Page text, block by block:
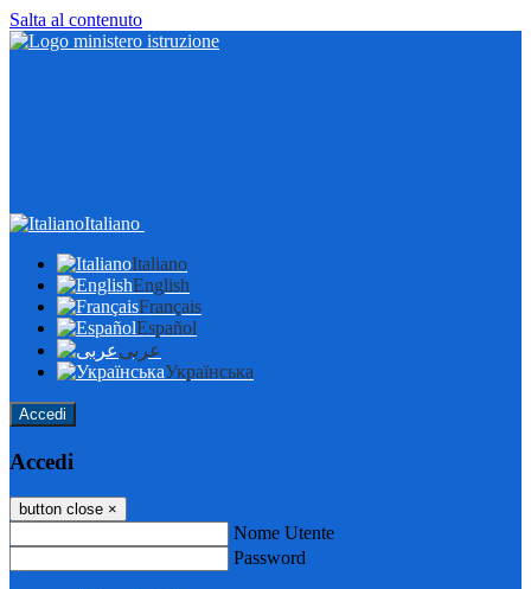
Salta al contenuto
Italiano
Italiano
English
Français
Español
عربى
Українська
Accedi
Accedi
button close ×
Nome Utente
Password